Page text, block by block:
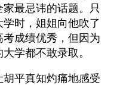
最忌讳的话题。只
时，姐姐向他吹了
成绩优秀，但因为
学都不敢录取。
平真知灼痛地感受